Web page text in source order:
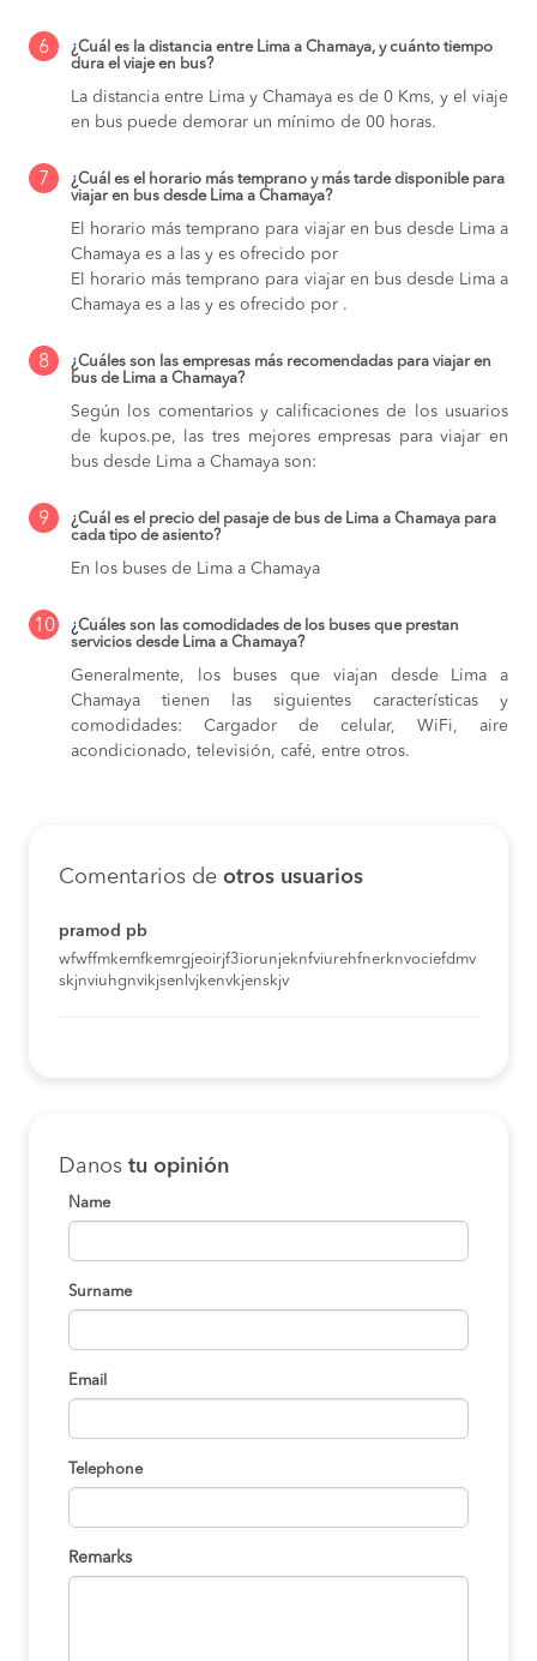
6
¿Cuál es la distancia entre Lima a Chamaya, y cuánto tiempo
dura el viaje en bus?
La distancia entre Lima y Chamaya es de 0 Kms, y el viaje
en bus puede demorar un mínimo de 00 horas.
7
¿Cuál es el horario más temprano y más tarde disponible para
viajar en bus desde Lima a Chamaya?
El horario más temprano para viajar en bus desde Lima a
Chamaya es a las y es ofrecido por
El horario más temprano para viajar en bus desde Lima a
Chamaya es a las y es ofrecido por .
8
¿Cuáles son las empresas más recomendadas para viajar en
bus de Lima a Chamaya?
Según los comentarios y calificaciones de los usuarios
de kupos.pe, las tres mejores empresas para viajar en
bus desde Lima a Chamaya son:
9
¿Cuál es el precio del pasaje de bus de Lima a Chamaya para
cada tipo de asiento?
En los buses de Lima a Chamaya
10
¿Cuáles son las comodidades de los buses que prestan
servicios desde Lima a Chamaya?
Generalmente, los buses que viajan desde Lima a
Chamaya tienen las siguientes características y
comodidades: Cargador de celular, WiFi, aire
acondicionado, televisión, café, entre otros.
Comentarios de otros usuarios
pramod pb
wfwffmkemfkemrgjeoirjf3iorunjeknfviurehfnerknvociefdmv
skjnviuhgnvikjsenlvjkenvkjenskjv
Danos tu opinión
Name
Surname
Email
Telephone
Remarks